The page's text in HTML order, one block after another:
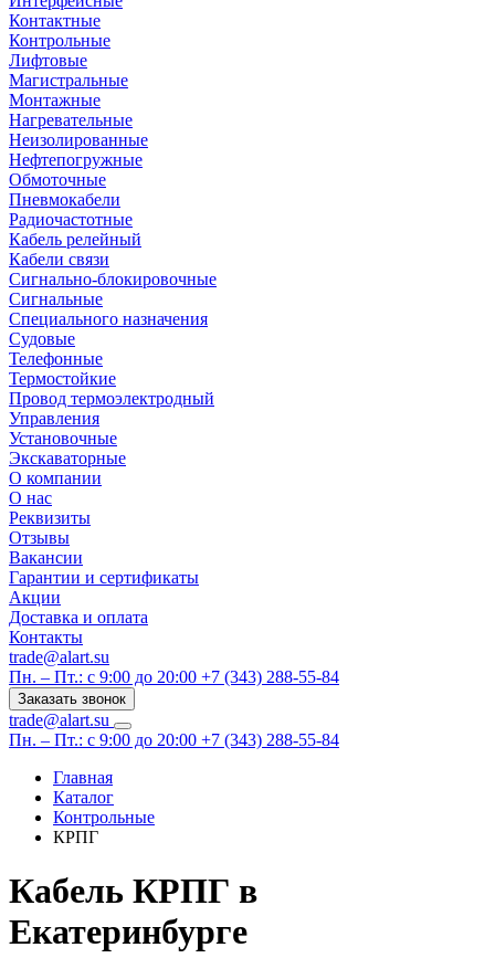
Контактные
Контрольные
Лифтовые
Магистральные
Монтажные
Нагревательные
Неизолированные
Нефтепогружные
Обмоточные
Пневмокабели
Радиочастотные
Кабель релейный
Кабели связи
Сигнально-блокировочные
Сигнальные
Специального назначения
Судовые
Телефонные
Термостойкие
Провод термоэлектродный
Управления
Установочные
Экскаваторные
О компании
О нас
Реквизиты
Отзывы
Вакансии
Гарантии и сертификаты
Акции
Доставка и оплата
Контакты
trade@alart.su
Пн. – Пт.: с 9:00 до 20:00 +7 (343) 288-55-84
Заказать звонок
trade@alart.su
Пн. – Пт.: с 9:00 до 20:00 +7 (343) 288-55-84
Главная
Каталог
Контрольные
КРПГ
Кабель КРПГ в
Екатеринбурге